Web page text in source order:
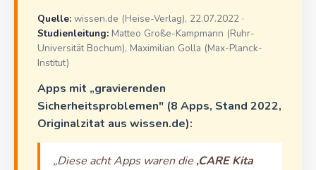
Quelle: wissen.de (Heise-Verlag), 22.07.2022 ·
Studienleitung: Matteo Große-Kampmann (Ruhr-
Universität Bochum), Maximilian Golla (Max-Planck-
Institut)
Apps mit „gravierenden
Sicherheitsproblemen" (8 Apps, Stand 2022,
Originalzitat aus wissen.de):
„Diese acht Apps waren die ‚CARE Kita